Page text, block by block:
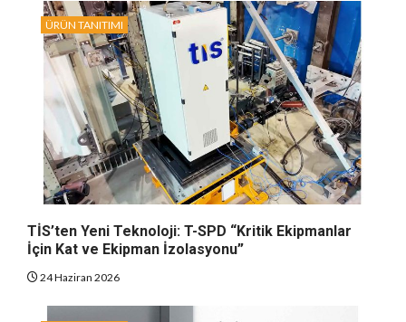
ÜRÜN TANITIMI
TİS’ten Yeni Teknoloji: T-SPD “Kritik Ekipmanlar
İçin Kat ve Ekipman İzolasyonu”
24 Haziran 2026